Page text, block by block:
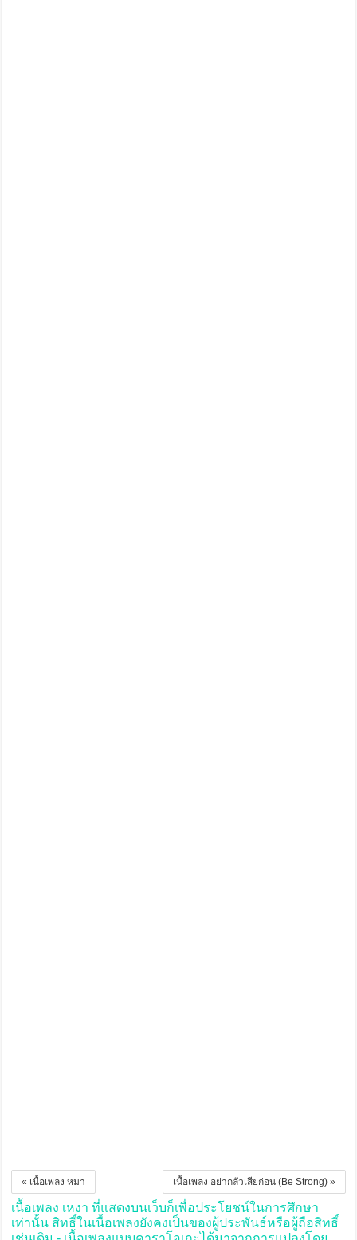
เนื้อเพลง อย่ากลัวเสียก่อน (Be Strong) »
« เนื้อเพลง หมา
เนื้อเพลง เหงา ที่แสดงบนเว็บก็เพื่อประโยชน์ในการศึกษา
เท่านั้น สิทธิ์ในเนื้อเพลงยังคงเป็นของผู้ประพันธ์หรือผู้ถือสิทธิ์